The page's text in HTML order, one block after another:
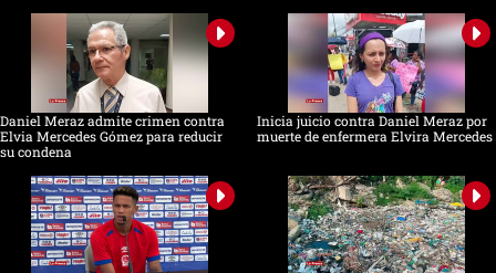
Daniel Meraz admite crimen contra
Elvia Mercedes Gómez para reducir
su condena
Inicia juicio contra Daniel Meraz por
muerte de enfermera Elvira Mercedes